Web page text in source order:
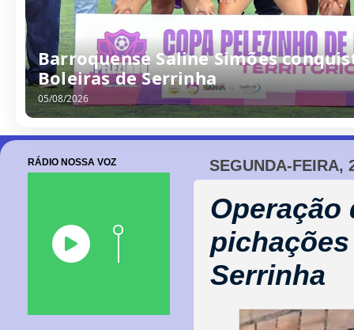
2
0
2
6
SEGUNDA-FEIRA,
Operação
Serrinha
RÁDIO NOSSA VOZ